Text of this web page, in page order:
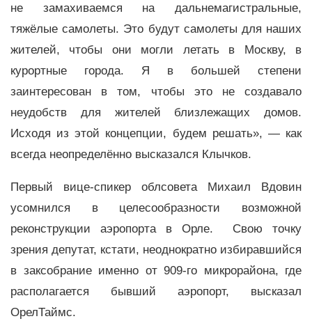
не замахиваемся на дальнемагистральные,
тяжёлые самолеты. Это будут самолеты для наших
жителей, чтобы они могли летать в Москву, в
курортные города. Я в большей степени
заинтересован в том, чтобы это не создавало
неудобств для жителей близлежащих домов.
Исходя из этой концепции, будем решать», — как
всегда неопределённо высказался Клычков.
Первый вице-спикер облсовета Михаил Вдовин
усомнился в целесообразности возможной
реконструкции аэропорта в Орле. Свою точку
зрения депутат, кстати, неоднократно избиравшийся
в заксобрание именно от 909-го микрорайона, где
располагается бывший аэропорт, высказал
ОрелТаймс.